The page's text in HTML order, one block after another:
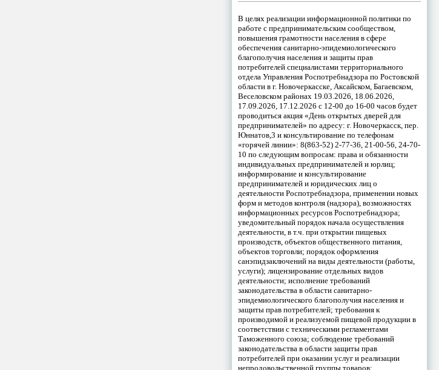
В целях реализации информационной политики по
работе с предпринимательским сообществом,
повышения грамотности населения в сфере
обеспечения санитарно-эпидемиологического
благополучия населения и защиты прав
потребителей специалистами территориального
отдела Управления Роспотребнадзора по Ростовской
области в г. Новочеркасске, Аксайском, Багаевском,
Веселовском районах 19.03.2026, 18.06.2026,
17.09.2026, 17.12.2026 с 12-00 до 16-00 часов будет
проводиться акция «День открытых дверей для
предпринимателей» по адресу: г. Новочеркасск, пер.
Юннатов,3 и консультирование по телефонам
«горячей линии»: 8(863-52) 2-77-36, 21-00-56, 24-70-
10 по следующим вопросам: права и обязанности
индивидуальных предпринимателей и юрлиц;
информирование и консультирование
предпринимателей и юридических лиц о
деятельности Роспотребнадзора, применении новых
форм и методов контроля (надзора), возможностях
информационных ресурсов Роспотребнадзора;
уведомительный порядок начала осуществления
деятельности, в т.ч. при открытии пищевых
производств, объектов общественного питания,
объектов торговли; порядок оформления
санэпидзаключений на виды деятельности (работы,
услуги); лицензирование отдельных видов
деятельности; исполнение требований
законодательства в области санитарно-
эпидемиологического благополучия населения и
защиты прав потребителей; требования к
производимой и реализуемой пищевой продукции в
соответствии с техническими регламентами
Таможенного союза; соблюдение требований
законодательства в области защиты прав
потребителей при оказании услуг и реализации
непродовольственной группы товаров;